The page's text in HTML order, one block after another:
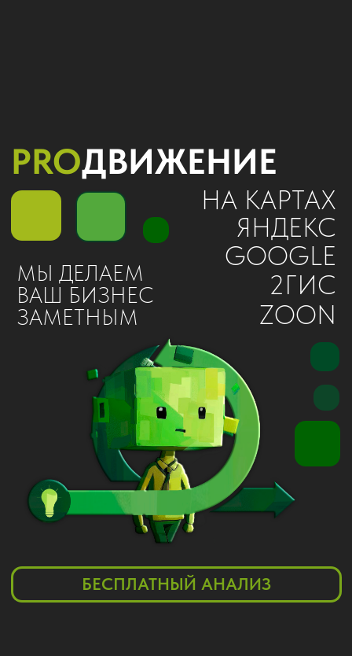
НА КАРТАХ
ЯНДЕКС
2ГИС
ZOON
МЫ ДЕЛАЕМ
ЗАМЕТНЫМ
БЕСПЛАТНЫЙ АНАЛИЗ
ЗАЧЕМ НУЖНО
КАКИЕ ПРЕИМУЩЕСТВА